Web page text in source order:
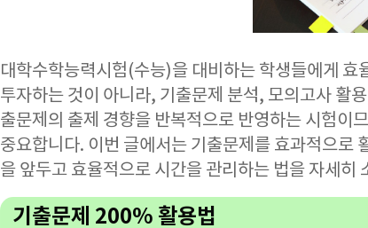
대학수학능력시험(수능)을 대비하는 학생들에게
투자하는 것이 아니라, 기출문제 분석, 모의고사 활
출문제의 출제 경향을 반복적으로 반영하는 시험이
중요합니다. 이번 글에서는 기출문제를 효과적으로
을 앞두고 효율적으로 시간을 관리하는 법을 자세히
기출문제 200% 활용법